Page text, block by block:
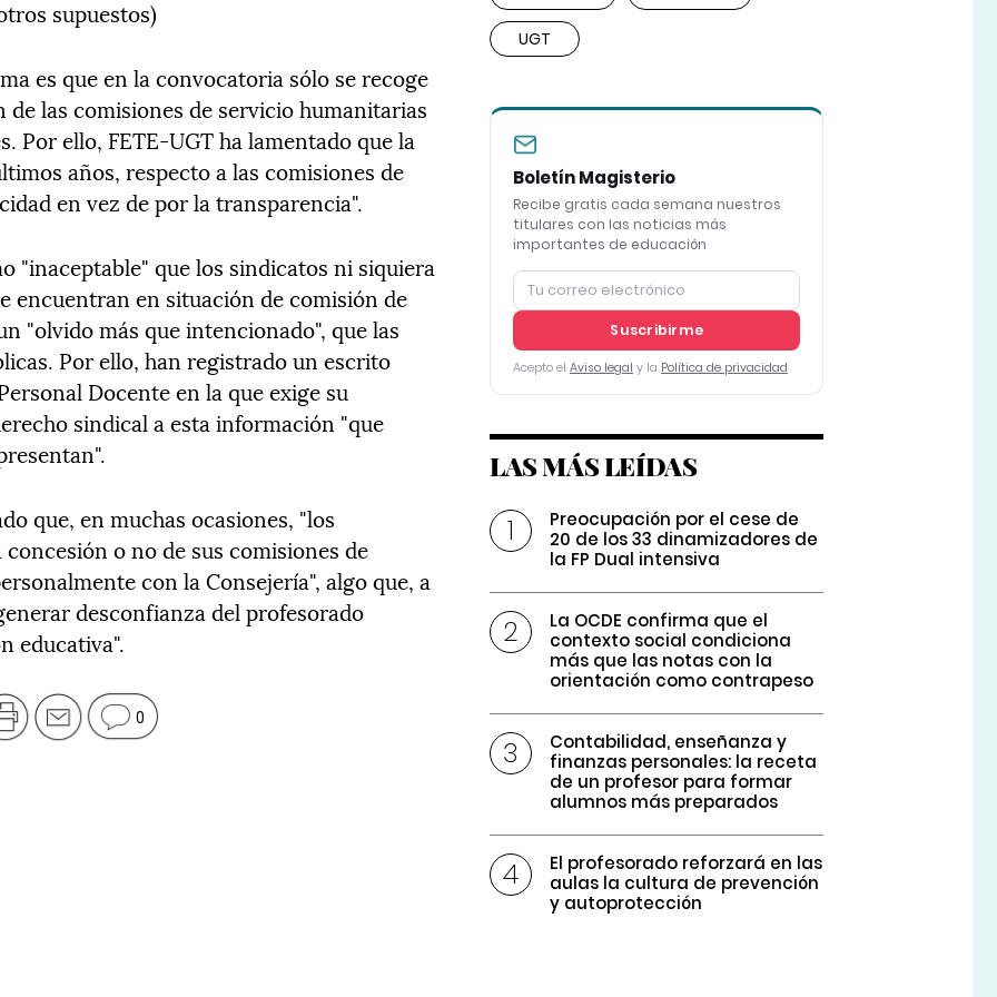
supuestos)
es que en la convocatoria sólo se recoge
las comisiones de servicio humanitarias
Por ello, FETE-UGT ha lamentado que la
años, respecto a las comisiones de
en vez de por la transparencia".
"inaceptable" que los sindicatos ni siquiera
encuentran en situación de comisión de
"olvido más que intencionado", que las
Por ello, han registrado un escrito
Docente en la que exige su
sindical a esta información "que
que, en muchas ocasiones, "los
o no de sus comisiones de
con la Consejería", algo que, a
desconfianza del profesorado
educativa".
0
UGT
Boletín Magisterio
Recibe gratis cada semana nuestros
titulares con las noticias más
importantes de educación
Suscribirme
Acepto el Aviso legal y la Política de privacidad
LAS MÁS LEÍDAS
Preocupación por el cese de
20 de los 33 dinamizadores de
la FP Dual intensiva
La OCDE confirma que el
contexto social condiciona
más que las notas con la
orientación como contrapeso
Contabilidad, enseñanza y
finanzas personales: la receta
de un profesor para formar
alumnos más preparados
El profesorado reforzará en las
aulas la cultura de prevención
y autoprotección